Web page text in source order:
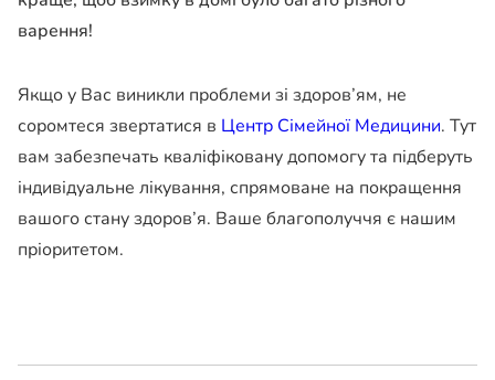
варення!
Якщо у Вас виникли проблеми зі здоров’ям, не
соромтеся звертатися в Центр Сімейної Медицини. Тут
вам забезпечать кваліфіковану допомогу та підберуть
індивідуальне лікування, спрямоване на покращення
вашого стану здоров’я. Ваше благополуччя є нашим
пріоритетом.